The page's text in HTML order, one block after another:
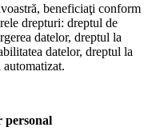
beneficiaţi conform
drepturi: dreptul de
datelor, dreptul la
datelor, dreptul la
personal